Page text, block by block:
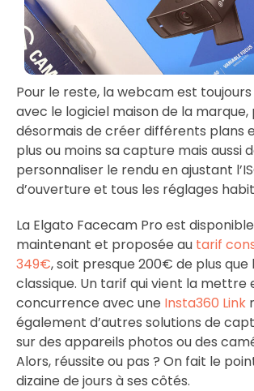
Pour le reste, la webcam est
avec le logiciel maison de la
désormais de créer différents plans
plus ou moins sa capture mais aussi
personnaliser le rendu en ajustant
d’ouverture et tous les réglages
La Elgato Facecam Pro est
maintenant et proposée au tarif
349€, soit presque 200€ de plus
classique. Un tarif qui vient la mettre
concurrence avec une Insta360 Link
également d’autres solutions de
sur des appareils photos ou des
Alors, réussite ou pas ? On fait le
dizaine de jours à ses côtés.